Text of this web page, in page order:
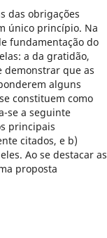
das obrigações
único princípio. Na
fundamentação do
a da gratidão,
demonstrar que as
alguns
constituem como
se a seguinte
principais
citados, e b)
Ao se destacar as
proposta